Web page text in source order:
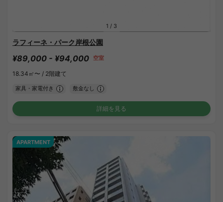
1 / 3
ラフィーネ・パーク岸根公園
¥89,000 - ¥94,000 空室
18.34㎡〜 / 2階建て
家具・家電付き 敷金なし
詳細を見る
APARTMENT